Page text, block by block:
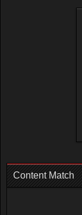
Content Match